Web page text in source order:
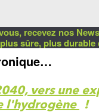
recevez nos
sûre, plus durable
vers une
l'hydrogène !